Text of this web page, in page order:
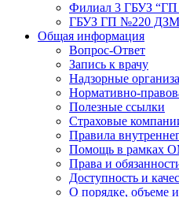
Филиал 3 ГБУЗ
ГБУЗ ГП №220
Общая информация
Вопрос-Ответ
Запись к врачу
Надзорные
Нормативно-
Полезные ссылки
Страховые
Правила
Помощь в рамках
Права и
Доступность и
О порядке, объеме